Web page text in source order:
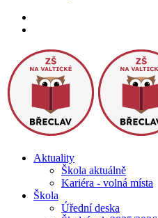
Aktuality
Škola aktuálně
Kariéra - volná místa
Škola
Úřední deska